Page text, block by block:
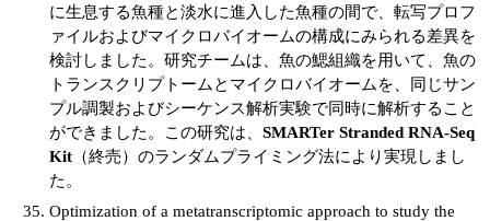
に生息する魚種と淡水に進入した魚種の間で、転写プロフ
ァイルおよびマイクロバイオームの構成にみられる差異を
検討しました。研究チームは、魚の鰓組織を用いて、魚の
トランスクリプトームとマイクロバイオームを、同じサン
プル調製およびシーケンス解析実験で同時に解析すること
ができました。この研究は、 SMARTer Stranded RNA-Seq
Kit （終売）のランダムプライミング法により実現しまし
た。
Optimization of a metatranscriptomic approach to study the